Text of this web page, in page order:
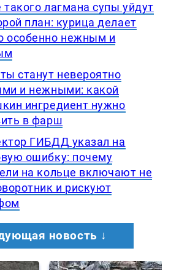
такого лагмана супы уйдут
план: курица делает
особенно нежным и
станут невероятно
и нежными: какой
ингредиент нужно
в фарш
ГИБДД указал на
ошибку: почему
на кольце включают не
и рискуют
новость ↓